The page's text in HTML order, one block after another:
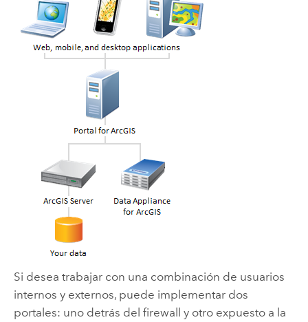
Si desea trabajar con una combinación de usuarios
internos y externos, puede implementar dos
portales: uno detrás del firewall y otro expuesto a la